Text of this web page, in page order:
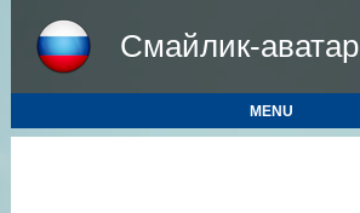
Смайлик-аватар
MENU